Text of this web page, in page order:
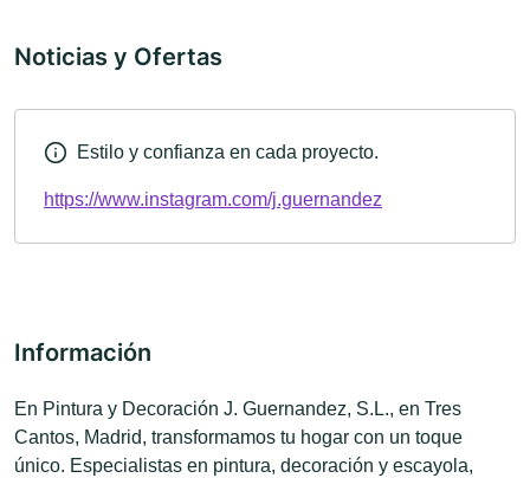
Noticias y Ofertas
Estilo y confianza en cada proyecto.
https://www.instagram.com/j.guernandez
Información
En Pintura y Decoración J. Guernandez, S.L., en Tres
Cantos, Madrid, transformamos tu hogar con un toque
único. Especialistas en pintura, decoración y escayola,